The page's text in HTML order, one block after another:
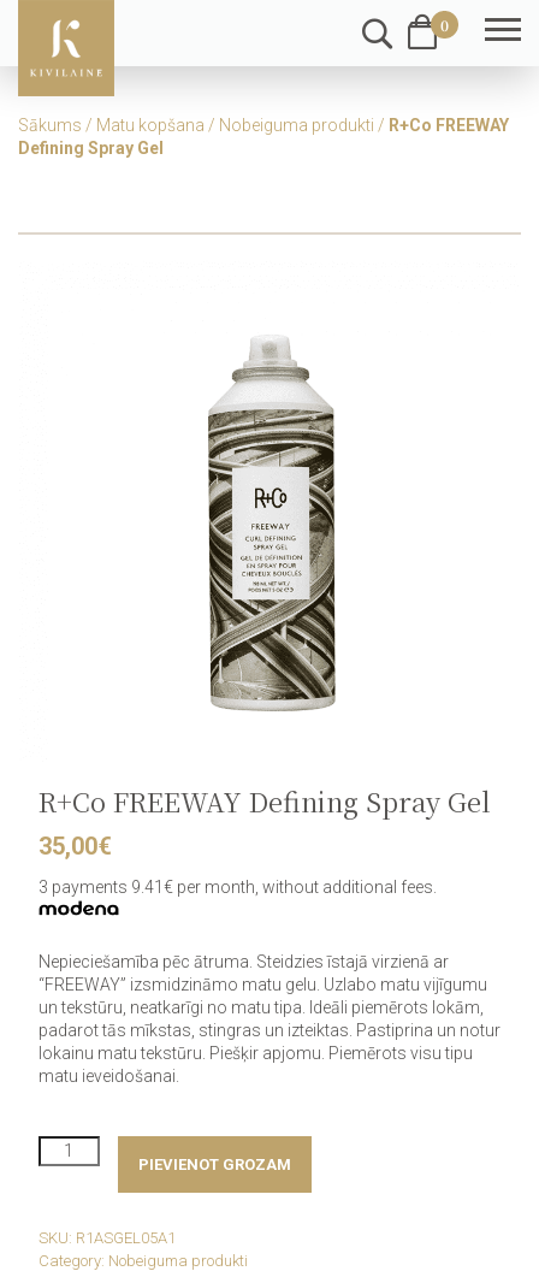
0
Sākums / Matu kopšana / Nobeiguma produkti / R+Co FREEWAY
Defining Spray Gel
R+Co FREEWAY Defining Spray Gel
35,00€
3 payments 9.41€ per month, without additional fees.
Nepieciešamība pēc ātruma. Steidzies īstajā virzienā ar
“FREEWAY” izsmidzināmo matu gelu. Uzlabo matu vijīgumu
un tekstūru, neatkarīgi no matu tipa. Ideāli piemērots lokām,
padarot tās mīkstas, stingras un izteiktas. Pastiprina un notur
lokainu matu tekstūru. Piešķir apjomu. Piemērots visu tipu
matu ieveidošanai.
R+Co
FREEWAY
Gel
daudzums
PIEVIENOT GROZAM
SKU: R1ASGEL05A1
Category: Nobeiguma produkti